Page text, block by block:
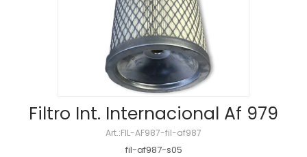
Filtro Int. Internacional Af 979
FIL-AF987-fil-af987
fil-af987-s05